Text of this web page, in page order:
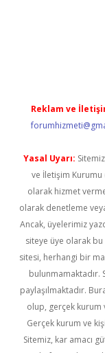
Reklam ve
Yasal Uyarı:
ve İletişim Kurumu
olarak hizmet
olarak denetleme
Ancak, üyelerimiz
siteye üye olarak
sitesi, herhangi bir
bulunmamaktadır.
paylaşılmaktadır.
olup, gerçek kurum
Gerçek kurum ve
Sitemiz, kar amacı